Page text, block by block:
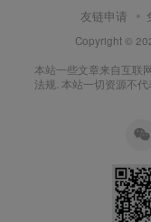
友链申请
Copyright ©
本站一些文章来自互联
法规. 本站一切资源不